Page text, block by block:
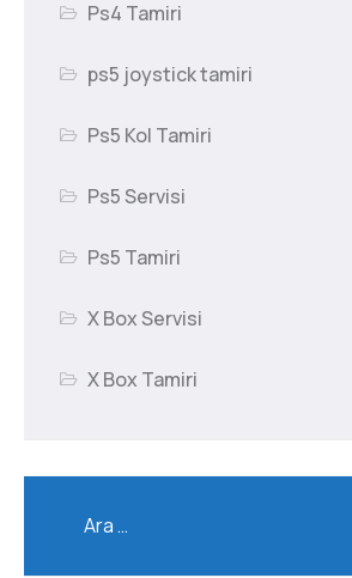
Ps4 Tamiri
ps5 joystick tamiri
Ps5 Kol Tamiri
Ps5 Servisi
Ps5 Tamiri
X Box Servisi
X Box Tamiri